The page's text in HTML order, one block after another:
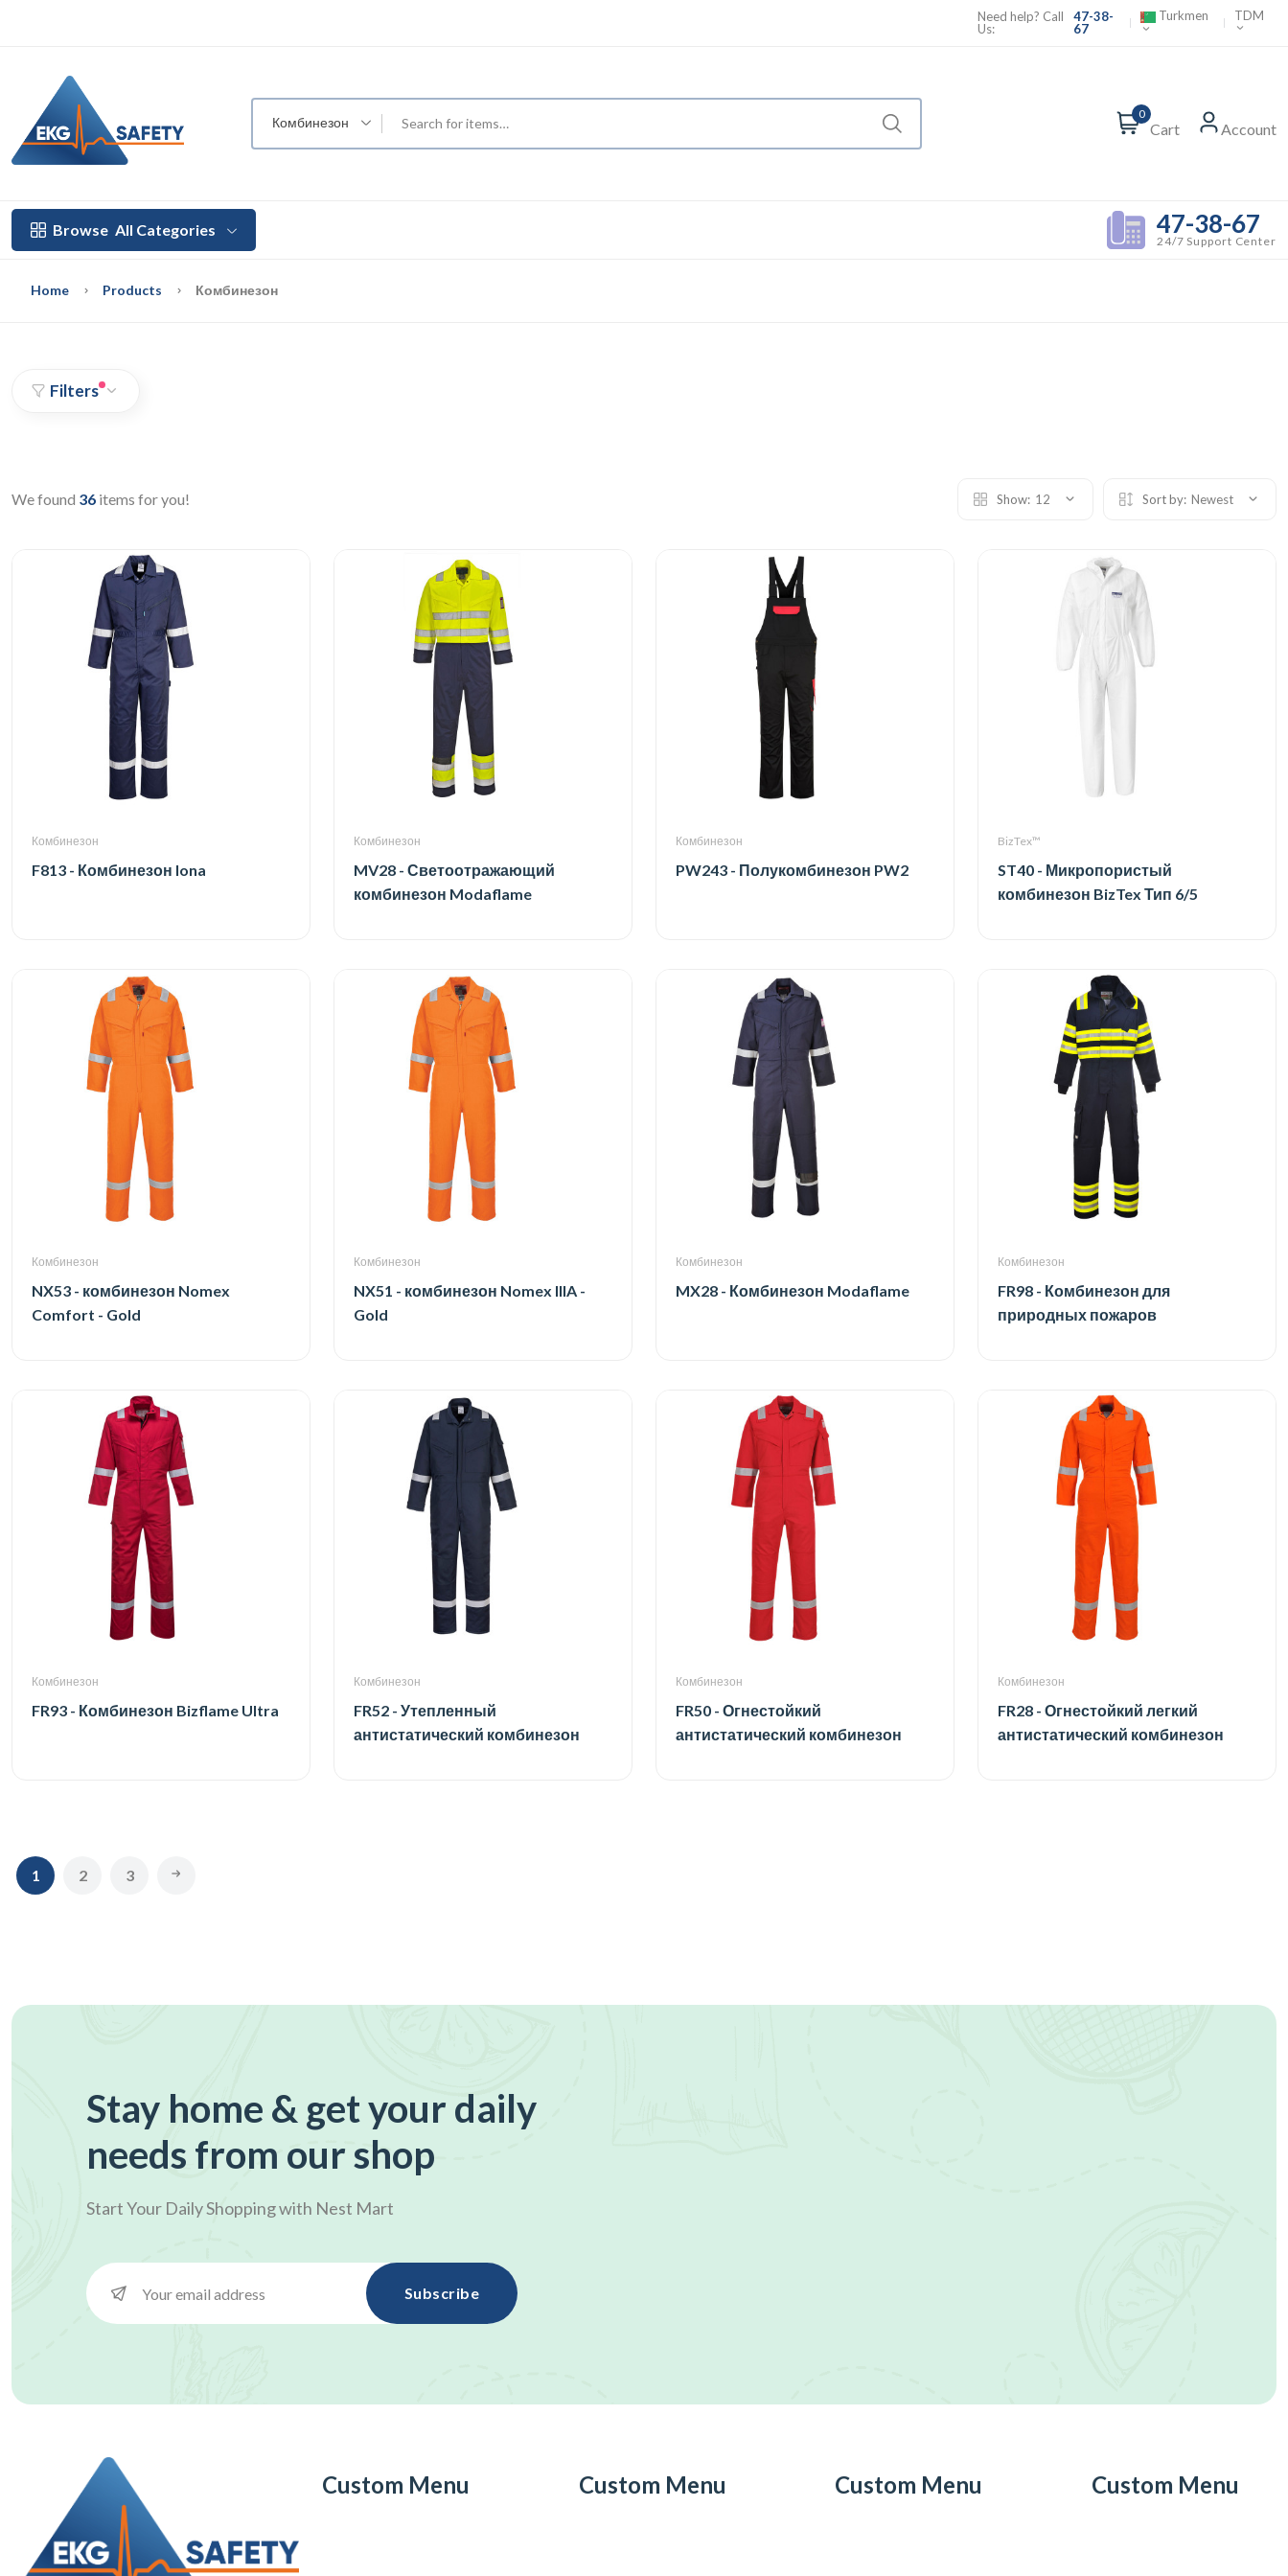
Need help? Call
Us:
47-38-
67
Turkmen TDM
Комбинезон
0
Cart Account
Browse All Categories 47-38-67
24/7 Support Center
Home Products Комбинезон
Filters
We found 36 items for you! Show: 12 Sort by: Newest
Комбинезон
F813 - Комбинезон Iona
Комбинезон
MV28 - Светоотражающий
комбинезон Modaflame
Комбинезон
PW243 - Полукомбинезон PW2
BizTex™
ST40 - Микропористый
комбинезон BizTex Тип 6/5
Комбинезон
NX53 - комбинезон Nomex
Comfort - Gold
Комбинезон
NX51 - комбинезон Nomex IIIA -
Gold
Комбинезон
MX28 - Комбинезон Modaflame
Комбинезон
FR98 - Комбинезон для
природных пожаров
Комбинезон
FR93 - Комбинезон Bizflame Ultra
Комбинезон
FR52 - Утепленный
антистатический комбинезон
Комбинезон
FR50 - Огнестойкий
антистатический комбинезон
Комбинезон
FR28 - Огнестойкий легкий
антистатический комбинезон
1 2 3
Stay home & get your daily
needs from our shop
Start Your Daily Shopping with Nest Mart
Subscribe
Custom Menu Custom Menu Custom Menu Custom Menu